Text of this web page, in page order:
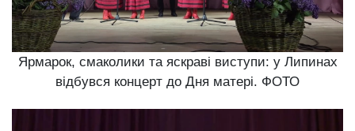
Ярмарок, смаколики та яскраві виступи: у Липинах
відбувся концерт до Дня матері. ФОТО